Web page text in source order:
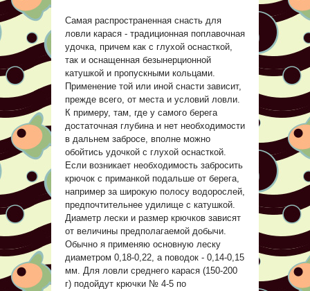
Самая распространенная снасть для
ловли карася - традиционная поплавочная
удочка, причем как с глухой оснасткой,
так и оснащенная безынерционной
катушкой и пропускными кольцами.
Применение той или иной снасти зависит,
прежде всего, от места и условий ловли.
К примеру, там, где у самого берега
достаточная глубина и нет необходимости
в дальнем забросе, вполне можно
обойтись удочкой с глухой оснасткой.
Если возникает необходимость забросить
крючок с приманкой подальше от берега,
например за широкую полосу водорослей,
предпочтительнее удилище с катушкой.
Диаметр лески и размер крючков зависят
от величины предполагаемой добычи.
Обычно я применяю основную леску
диаметром 0,18-0,22, а поводок - 0,14-0,15
мм. Для ловли среднего карася (150-200
г) подойдут крючки № 4-5 по